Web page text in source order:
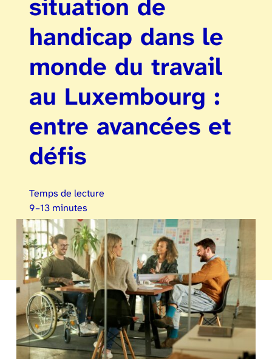
situation de
handicap dans le
monde du travail
au Luxembourg :
entre avancées et
défis
Temps de lecture
9–13 minutes